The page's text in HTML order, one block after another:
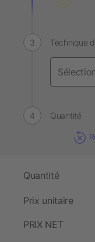
Technique
Quantité
Quantité
Prix unitaire
PRIX NET